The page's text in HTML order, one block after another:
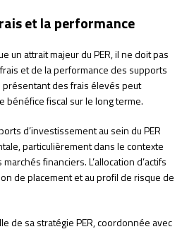
et la performance
un attrait majeur du PER, il ne doit pas
et de la performance des supports
présentant des frais élevés peut
bénéfice fiscal sur le long terme.
d’investissement au sein du PER
particulièrement dans le contexte
financiers. L’allocation d’actifs
de placement et au profil de risque de
de sa stratégie PER, coordonnée avec